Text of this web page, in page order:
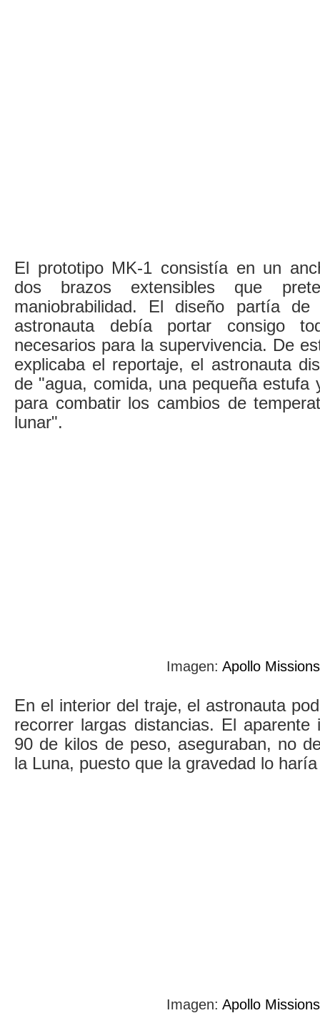
El prototipo MK-1 consistía en un
dos brazos extensibles que
maniobrabilidad. El diseño partía
astronauta debía portar consigo
necesarios para la supervivencia. De
explicaba el reportaje, el astronauta
de "agua, comida, una pequeña estufa
para combatir los cambios de
lunar".
Imagen: Apollo Missions
En el interior del traje, el astronauta
recorrer largas distancias. El aparente
90 de kilos de peso, aseguraban, no
la Luna, puesto que la gravedad lo
Imagen: Apollo Missions